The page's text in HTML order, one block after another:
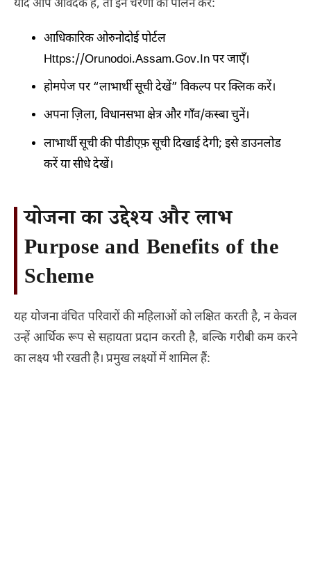
यदि आप आवेदक हैं, तो इन चरणों का पालन करें:
आधिकारिक ओरुनोदोई पोर्टल
Https://orunodoi.assam.gov.in पर जाएँ।
होमपेज पर “लाभार्थी सूची देखें” विकल्प पर क्लिक करें।
अपना ज़िला, विधानसभा क्षेत्र और गाँव/कस्बा चुनें।
लाभार्थी सूची की पीडीएफ़ सूची दिखाई देगी; इसे डाउनलोड
करें या सीधे देखें।
योजना का उद्देश्य और लाभ
Purpose and Benefits of the
Scheme
यह योजना वंचित परिवारों की महिलाओं को लक्षित करती है, न केवल
उन्हें आर्थिक रूप से सहायता प्रदान करती है, बल्कि गरीबी कम करने
का लक्ष्य भी रखती है। प्रमुख लक्ष्यों में शामिल हैं: